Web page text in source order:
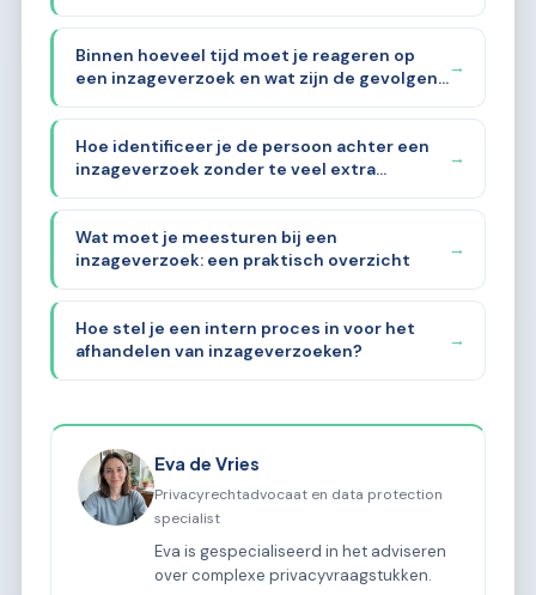
Binnen hoeveel tijd moet je reageren op
een inzageverzoek en wat zijn de gevolgen
→
Hoe identificeer je de persoon achter een
inzageverzoek zonder te veel extra
→
Wat moet je meesturen bij een
inzageverzoek: een praktisch overzicht
→
Hoe stel je een intern proces in voor het
afhandelen van inzageverzoeken?
→
Eva de Vries
Privacyrechtadvocaat en data protection
specialist
Eva is gespecialiseerd in het adviseren
over complexe privacyvraagstukken.